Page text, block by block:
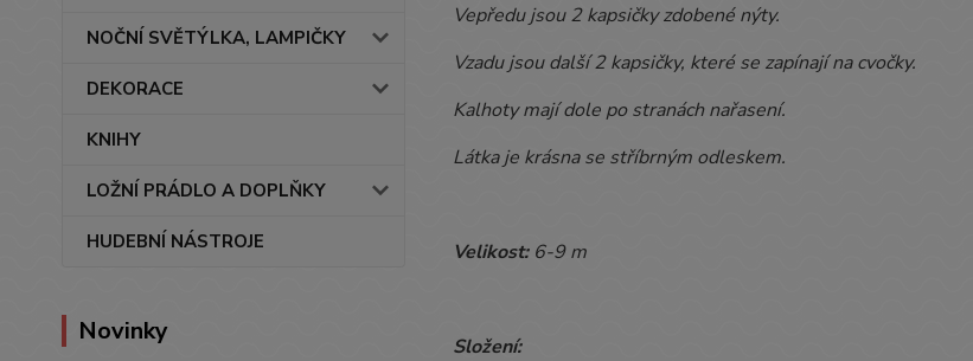
NOČNÍ SVĚTÝLKA, LAMPIČKY
DEKORACE
KNIHY
LOŽNÍ PRÁDLO A DOPLŇKY
HUDEBNÍ NÁSTROJE
Novinky
Vepředu jsou 2 kapsičky zdobené nýty.
Vzadu jsou další 2 kapsičky, které se zapínají na cvočky.
Kalhoty mají dole po stranách nařasení.
Látka je krásna se stříbrným odleskem.
Velikost:6-9 m
Složení: